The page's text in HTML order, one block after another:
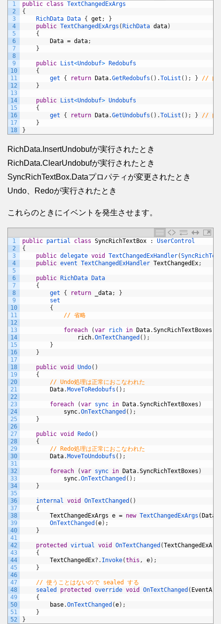
1
2
3
4
5
6
7
8
9
10
11
12
13
14
15
16
17
18
public class TextChangedExArgs
{
RichData
Data { get ;
}
public TextChangedExArgs ( RichData data)
{
Data = data;
}
public List<Undobuf>
Redobufs
{
get
{ return Data.GetRedobufs ( ) .ToList ( ) ; }
// 内
}
public List<Undobuf> Undobufs
{
get
{ return Data.GetUndobufs ( ) .ToList ( ) ; }
// 内
}
}
RichData.InsertUndobufが実行されたとき
RichData.ClearUndobufが実行されたとき
SyncRichTextBox.Dataプロパティが変更されたとき
Undo、Redoが実行されたとき
これらのときにイベントを発生させます。
1
2
3
4
5
6
7
8
9
10
11
12
13
14
15
16
17
18
19
20
21
22
23
24
25
26
27
28
29
30
31
32
33
34
35
36
37
38
39
40
41
42
43
44
45
46
47
48
49
50
51
52
public partial class SyncRichTextBox :
UserControl
{
public delegate void TextChangedExHandler(
public event TextChangedExHandler TextChangedEx;
public RichData
Data
{
get
{ return _data;
}
set
{
// 省略
foreach (var rich in Data.SyncRichTextBoxes
rich.OnTextChanged ( ) ;
}
}
public void Undo( )
{
// Undo処理は正常におこなわれた
Data. MoveToRedobufs ( ) ;
foreach (var sync in Data.SyncRichTextBoxes )
sync.OnTextChanged ( ) ;
}
public void Redo( )
{
// Redo処理は正常におこなわれた
Data. MoveToUndobufs ( ) ;
foreach (var sync in Data.SyncRichTextBoxes )
sync.OnTextChanged ( ) ;
}
internal void OnTextChanged ( )
{
TextChangedExArgs e = new TextChangedExArgs ( Data
OnTextChanged (e) ;
}
protected virtual void OnTextChanged (
{
TextChangedEx? . Invoke(this , e) ;
}
// 使うことはないので sealed する
sealed protected override void OnTextChanged (
{
base.OnTextChanged (e) ;
}
}